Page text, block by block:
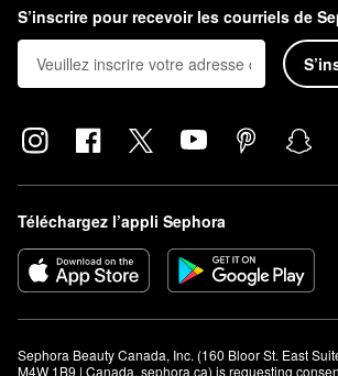
S’inscrire pour recevoir les courriels de
Téléchargez l’appli Sephora
Sephora Beauty Canada, Inc. (160 Bloor St. East
M4W 1B9 | Canada, sephora.ca) is requesting